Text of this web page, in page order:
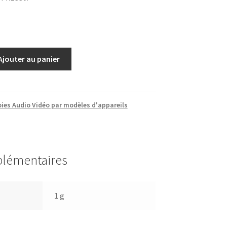
au panier
Audio Vidéo par modèles d'appareils
1 g